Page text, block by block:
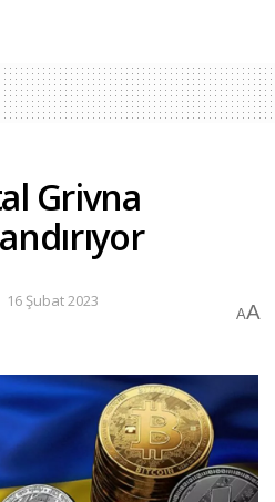
Grivna
16 Şubat 2023
AA